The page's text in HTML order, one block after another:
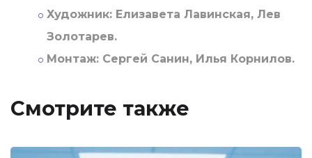
Художник: Елизавета Лавинская, Лев
Золотарев.
Монтаж: Сергей Санин, Илья Корнилов.
Смотрите также